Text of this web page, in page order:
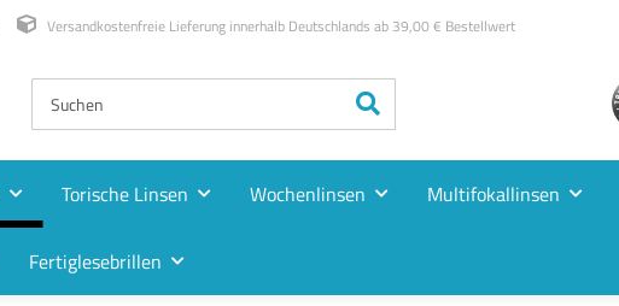
Versandkostenfreie Lieferung innerhalb Deutschlands ab 39,00 € Bestellwert
Torische Linsen Wochenlinsen Multifokallinsen
Fertiglesebrillen